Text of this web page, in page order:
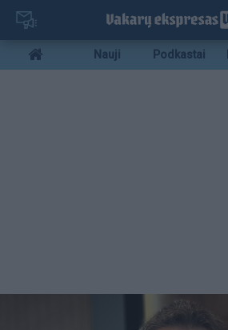
Pereiti
pagrindinį
turinį
Mobile
menu
Nauji Podkastai